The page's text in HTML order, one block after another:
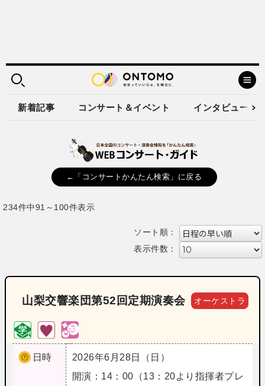
新着記事 コンサート＆イベント インタビュー
←「コンサートかんたん検索」に戻る
234件中91～100件表示
ソート順：
表示件数：
山梨交響楽団第52回定期演奏会 オーケストラ
日時
2026年6月28日（日）
開演：14：00（13：20より指揮者プレ